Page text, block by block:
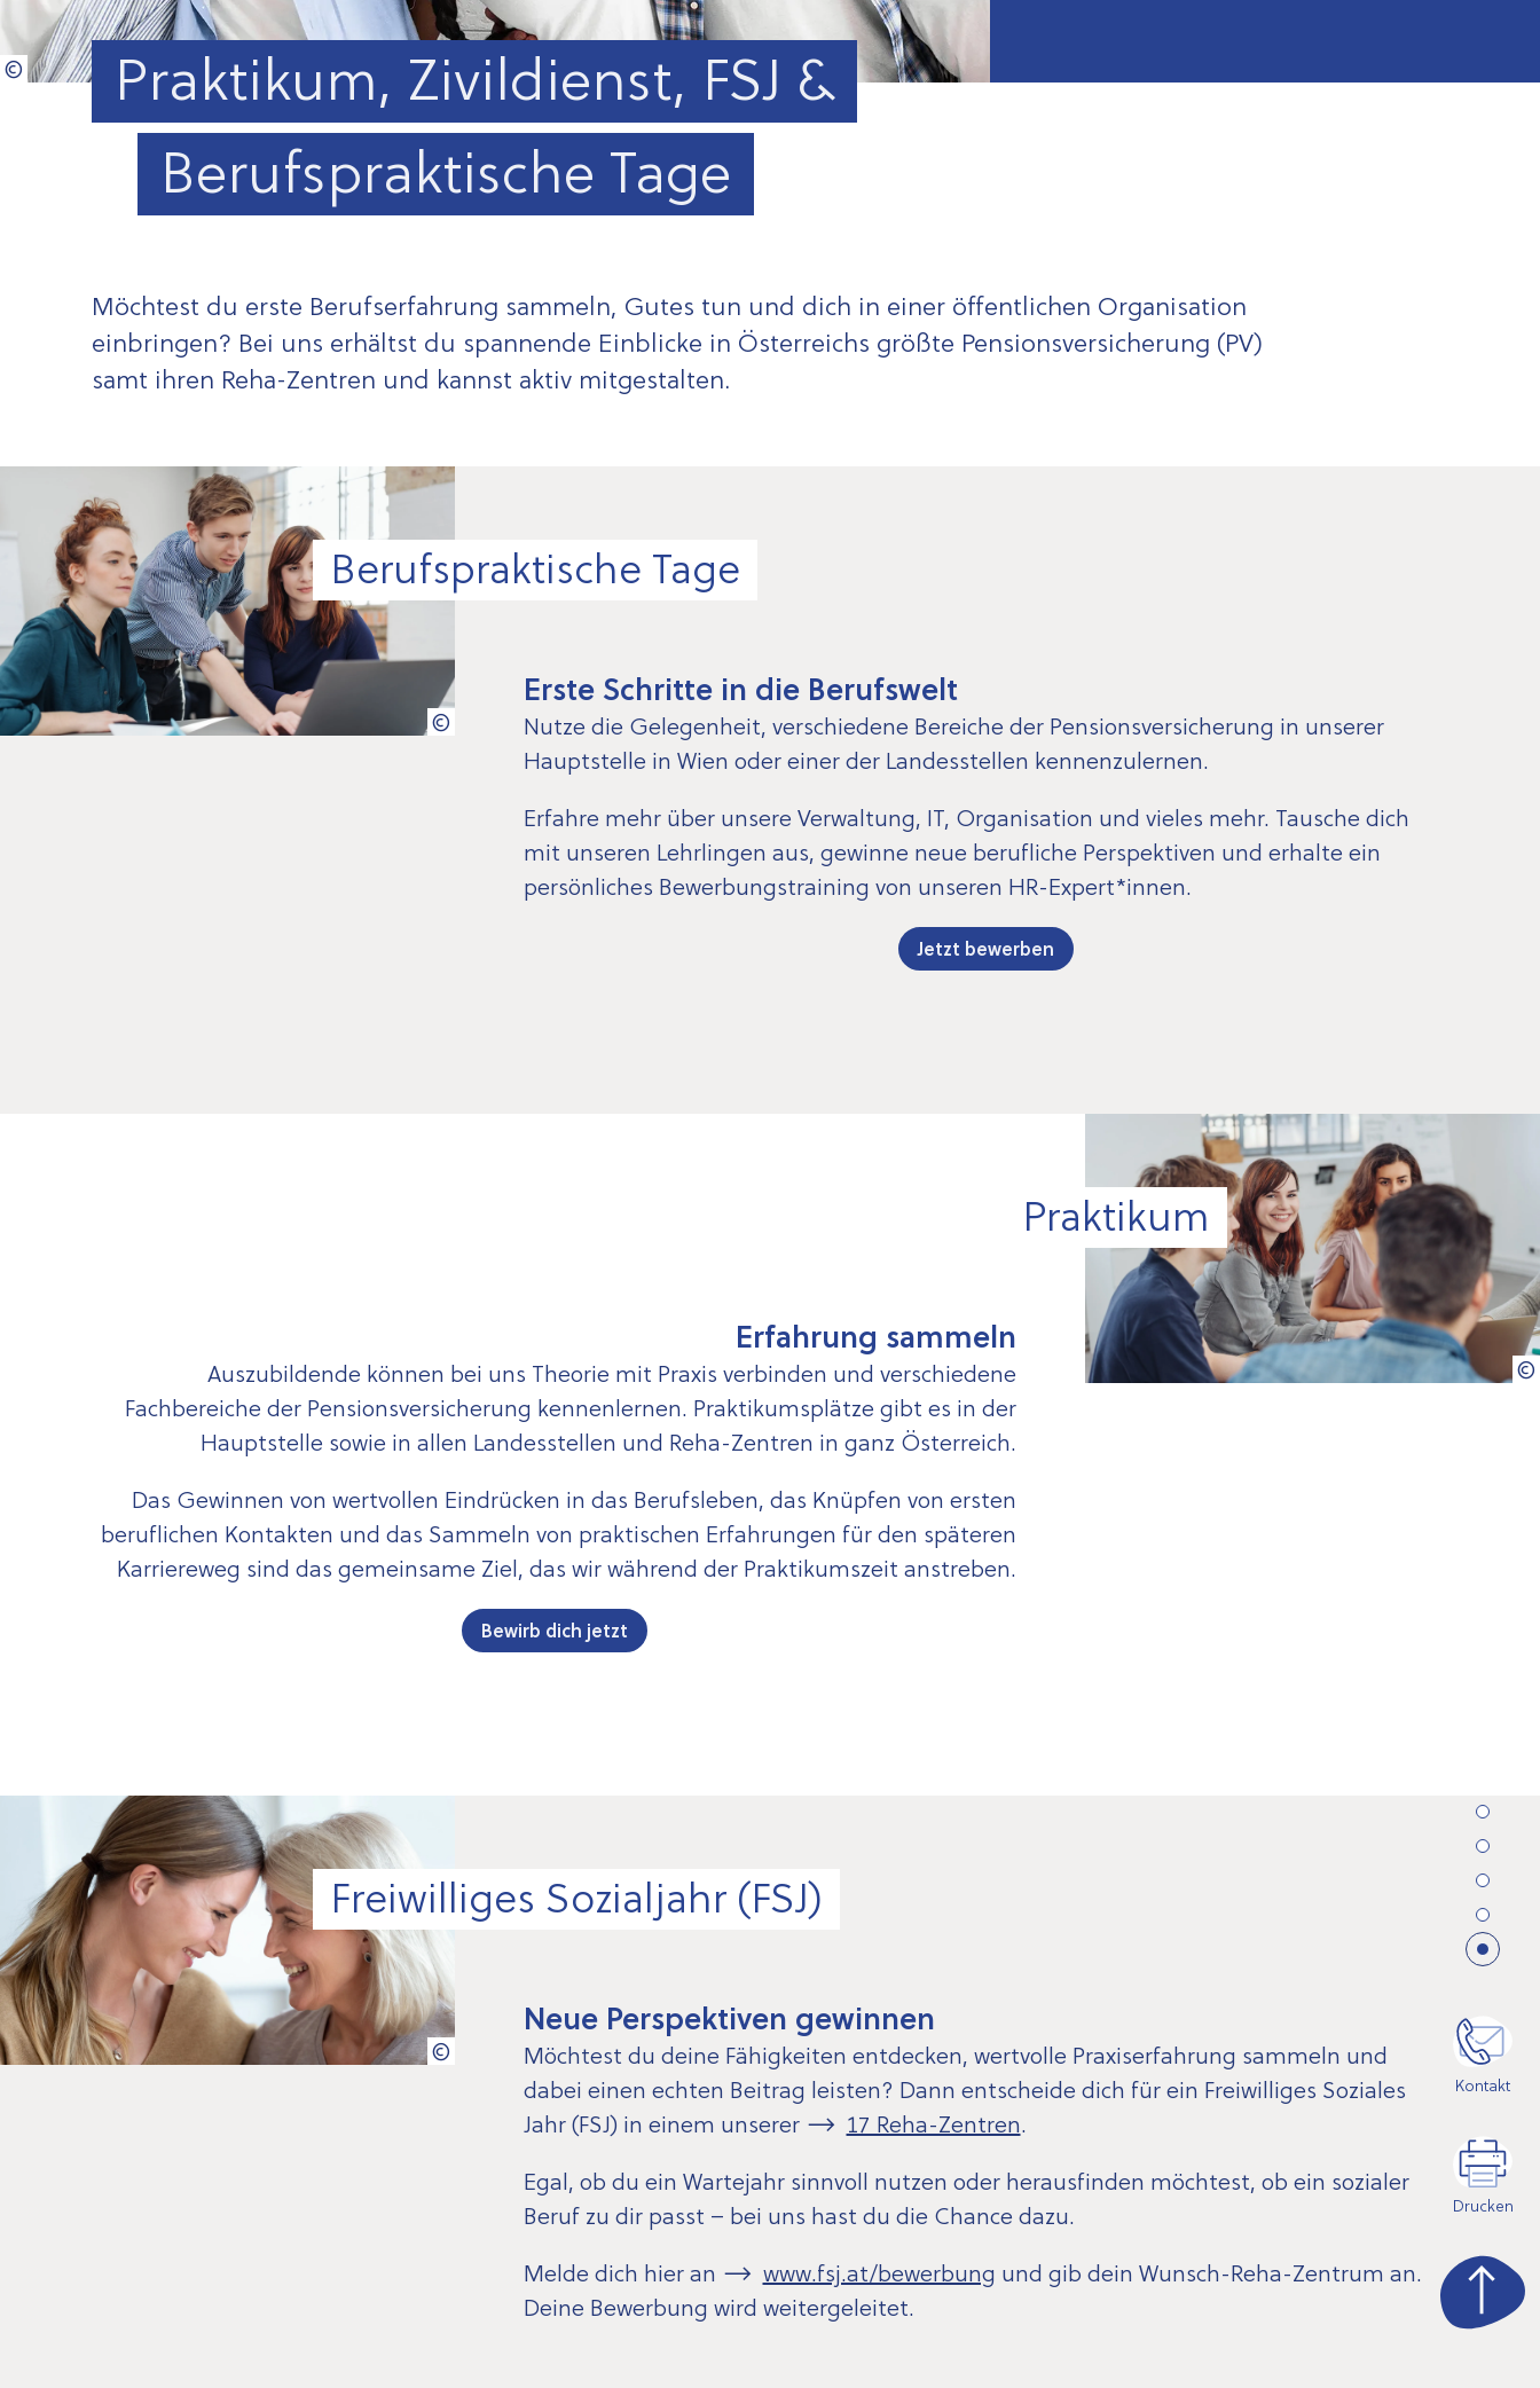
Praktikum, Zivildienst, FSJ &
Berufspraktische Tage
Möchtest du erste Berufserfahrung sammeln, Gutes tun und dich in einer öffentlichen Organisation
einbringen? Bei uns erhältst du spannende Einblicke in Österreichs größte Pensionsversicherung (PV)
samt ihren Reha-Zentren und kannst aktiv mitgestalten.
Berufspraktische Tage
Erste Schritte in die Berufswelt
Nutze die Gelegenheit, verschiedene Bereiche der Pensionsversicherung in unserer
Hauptstelle in Wien oder einer der Landesstellen kennenzulernen.
Erfahre mehr über unsere Verwaltung, IT, Organisation und vieles mehr. Tausche dich
mit unseren Lehrlingen aus, gewinne neue berufliche Perspektiven und erhalte ein
persönliches Bewerbungstraining von unseren HR-Expert*innen.
Jetzt bewerben
Praktikum
Erfahrung sammeln
Auszubildende können bei uns Theorie mit Praxis verbinden und verschiedene
Fachbereiche der Pensionsversicherung kennenlernen. Praktikumsplätze gibt es in der
Hauptstelle sowie in allen Land­es­­stellen und Reha-Zentren in ganz Österreich.
Das Gewinnen von wertvollen Eindrücken in das Berufsleben, das Knüpfen von ersten
beruflichen Kontakten und das Sammeln von praktischen Erfahrungen für den späteren
Karriereweg sind das gemeinsame Ziel, das wir während der Praktikumszeit anstreben.
Bewirb dich jetzt
Freiwilliges Sozialjahr (FSJ)
Neue Perspektiven gewinnen
Möchtest du deine Fähigkeiten entdecken, wertvolle Praxiserfahrung sammeln und
dabei einen echten Beitrag leisten? Dann entscheide dich für ein Freiwilliges Soziales
Jahr (FSJ) in einem unserer
17 Reha-Zentren.
Egal, ob du ein Wartejahr sinnvoll nutzen oder herausfinden möchtest, ob ein sozialer
Beruf zu dir passt – bei uns hast du die Chance dazu.
Melde dich hier an
www.fsj.at/bewerbung und gib dein Wunsch-Reha-Zentrum an.
Deine Bewerbung wird weitergeleitet.
Kontakt
Drucken